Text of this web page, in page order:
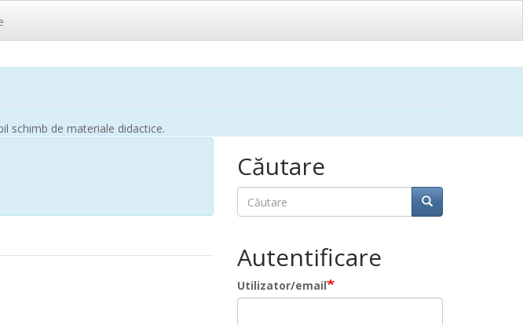
schimb de materiale didactice.
Căutare
Căutare Căutare
Autentificare
Utilizator/email